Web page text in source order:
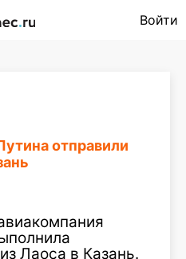
Войти
отправили
Лаоса в Казань.